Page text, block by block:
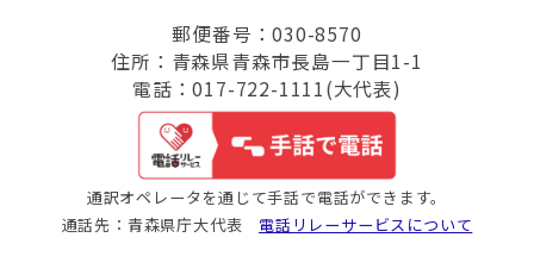
郵便番号：030-8570
住所：青森県青森市長島一丁目1-1
電話：017-722-1111(大代表)
通訳オペレータを通じて手話で電話ができます。
通話先：青森県庁大代表 電話リレーサービスについて